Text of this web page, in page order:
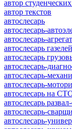
автор
автор текстов
автослесарь
автослесарь-
автослесарь-
автослесарь газелей
автослесарь
автослесарь-
автослесарь-
автослесарь-
автослесарь на
автослесарь
автослесарь-
автослесарь-